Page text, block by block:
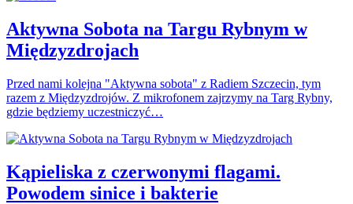
Aktywna Sobota na Targu Rybnym w
Międzyzdrojach
Przed nami kolejna "Aktywna sobota" z Radiem Szczecin, tym
razem z Międzyzdrojów. Z mikrofonem zajrzymy na Targ Rybny,
gdzie będziemy uczestniczyć…
Kąpieliska z czerwonymi flagami.
Powodem sinice i bakterie